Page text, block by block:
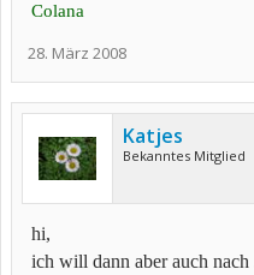
Colana
28. März 2008
Katjes
Bekanntes Mitglied
hi,
ich will dann aber auch